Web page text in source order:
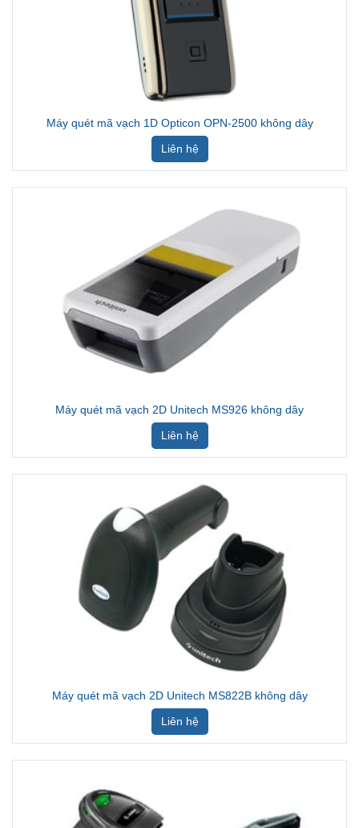
Máy quét mã vạch 1D Opticon OPN-2500 không dây
Liên hệ
Máy quét mã vạch 2D Unitech MS926 không dây
Liên hệ
Máy quét mã vạch 2D Unitech MS822B không dây
Liên hệ